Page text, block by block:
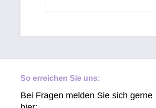
So erreichen Sie uns:
Bei Fragen melden Sie sich gerne